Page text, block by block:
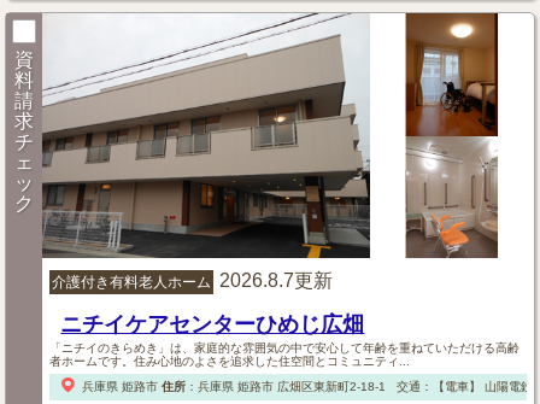
資
料
請
求
チ
ェ
ッ
ク
介護付き有料老人ホーム 2026.8.7更新
ニチイケアセンターひめじ広畑
「ニチイのきらめき」は、家庭的な雰囲気の中で安心して年齢を重ねていただける高齢
者ホームです。住み心地のよさを追求した住空間とコミュニティ...
兵庫県 姫路市 住所： 兵庫県 姫路市広畑区東新町2-18-1 交通：【電車】 山陽電鉄